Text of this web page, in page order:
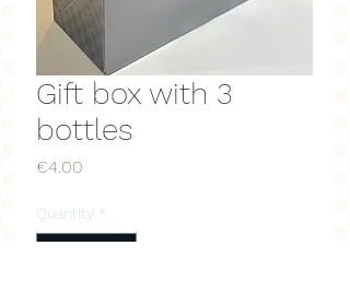
Gift box with 3
bottles
€4.00
Quantity *